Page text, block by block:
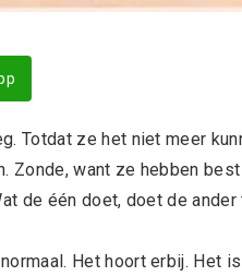
Totdat ze het niet meer
Zonde, want ze hebben
de één doet, doet de
Het hoort erbij. Het